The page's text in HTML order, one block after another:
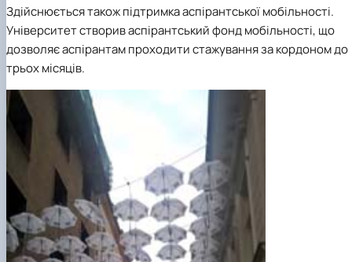
Здійснюється також підтримка аспірантської мобільності.
Університет створив аспірантський фонд мобільності, що
дозволяє аспірантам проходити стажування за кордоном до
трьох місяців.